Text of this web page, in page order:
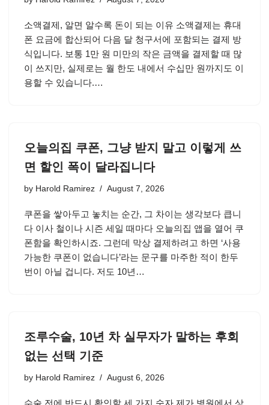
소액결제, 알면 알수록 돈이 되는 이유 소액결제는 휴대
폰 요금에 합산되어 다음 달 청구서에 포함되는 결제 방
식입니다. 보통 1만 원 미만의 작은 금액을 결제할 때 많
이 쓰지만, 실제로는 월 한도 내에서 수십만 원까지도 이
용할 수 있습니다.…
오늘의집 쿠폰, 그냥 받지 말고 이렇게 쓰
면 할인 폭이 달라집니다
by Harold Ramirez August 7, 2026
쿠폰을 쌓아두고 놓치는 순간, 그 차이는 생각보다 큽니
다 이사 철이나 시즌 세일 때마다 오늘의집 앱을 열어 쿠
폰함을 확인하시죠. 그런데 막상 결제하려고 하면 ‘사용
가능한 쿠폰이 없습니다’라는 문구를 마주한 적이 한두
번이 아닐 겁니다. 저도 10년…
조루수술, 10년 차 실무자가 말하는 후회
없는 선택 기준
by Harold Ramirez August 6, 2026
수술 전에 반드시 확인할 세 가지 숫자 제가 병원에서 상